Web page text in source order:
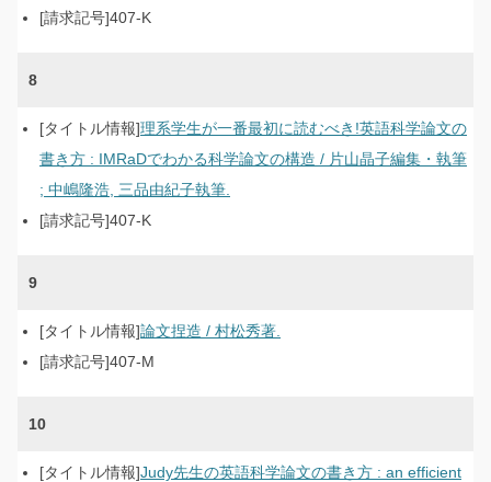
407-K
8
理系学生が一番最初に読むべき!英語科学論文の
書き方 : IMRaDでわかる科学論文の構造 / 片山晶子編集・執筆
; 中嶋隆浩, 三品由紀子執筆.
407-K
9
論文捏造 / 村松秀著.
407-M
10
Judy先生の英語科学論文の書き方 : an efficient